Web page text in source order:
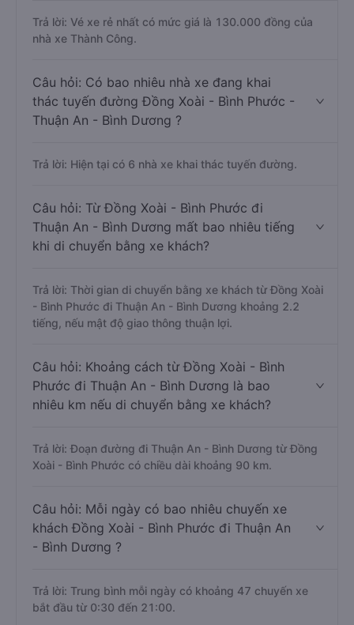
Trả lời: Vé xe rẻ nhất có mức giá là 130.000 đồng của
nhà xe Thành Công.
Câu hỏi: Có bao nhiêu nhà xe đang khai
thác tuyến đường Đồng Xoài - Bình Phước -
Thuận An - Bình Dương ?
Trả lời: Hiện tại có 6 nhà xe khai thác tuyến đường.
Câu hỏi: Từ Đồng Xoài - Bình Phước đi
Thuận An - Bình Dương mất bao nhiêu tiếng
khi di chuyển bằng xe khách?
Trả lời: Thời gian di chuyển bằng xe khách từ Đồng Xoài
- Bình Phước đi Thuận An - Bình Dương khoảng 2.2
tiếng, nếu mật độ giao thông thuận lợi.
Câu hỏi: Khoảng cách từ Đồng Xoài - Bình
Phước đi Thuận An - Bình Dương là bao
nhiêu km nếu di chuyển bằng xe khách?
Trả lời: Đoạn đường đi Thuận An - Bình Dương từ Đồng
Xoài - Bình Phước có chiều dài khoảng 90 km.
Câu hỏi: Mỗi ngày có bao nhiêu chuyến xe
khách Đồng Xoài - Bình Phước đi Thuận An
- Bình Dương ?
Trả lời: Trung bình mỗi ngày có khoảng 47 chuyến xe
bắt đầu từ 0:30 đến 21:00.